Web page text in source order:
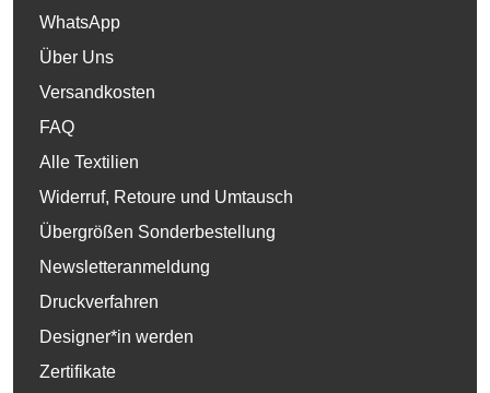
WhatsApp
Über Uns
Versandkosten
FAQ
Alle Textilien
Widerruf, Retoure und Umtausch
Übergrößen Sonderbestellung
Newsletteranmeldung
Druckverfahren
Designer*in werden
Zertifikate